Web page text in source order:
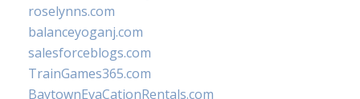
roselynns.com
balanceyoganj.com
salesforceblogs.com
TrainGames365.com
BaytownEvaCationRentals.com